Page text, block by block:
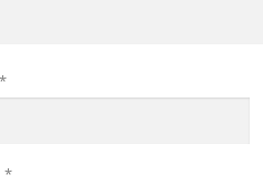
*
*